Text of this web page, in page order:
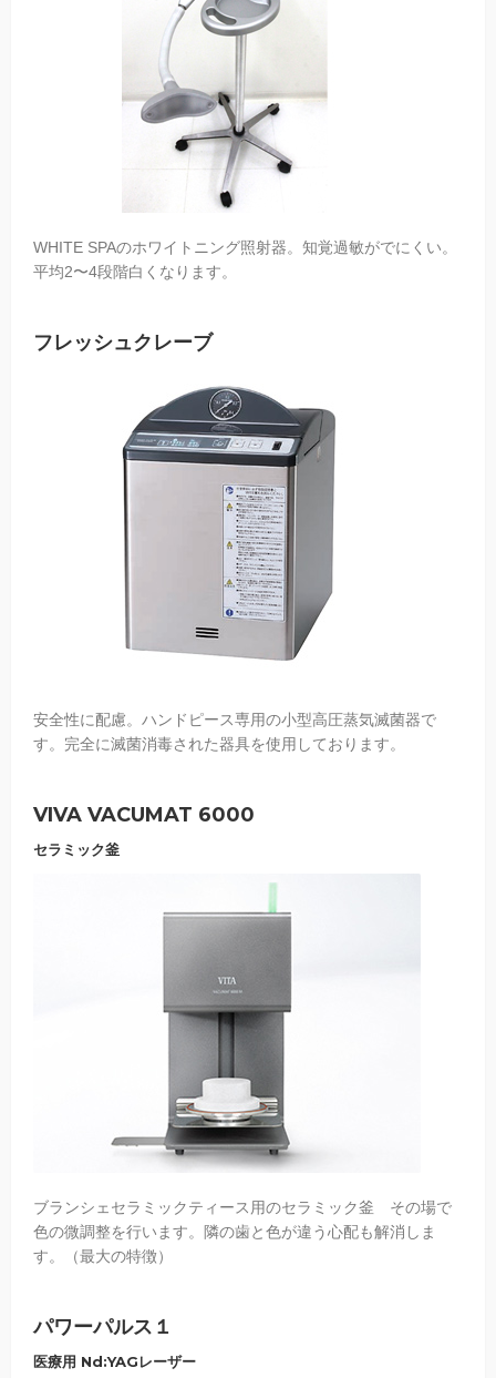
WHITE SPAのホワイトニング照射器。知覚過敏がでにくい。
平均2〜4段階白くなります。
フレッシュクレーブ
安全性に配慮。ハンドピース専用の小型高圧蒸気滅菌器で
す。完全に滅菌消毒された器具を使用しております。
VIVA VACUMAT 6000
セラミック釜
ブランシェセラミックティース用のセラミック釜 その場で
色の微調整を行います。隣の歯と色が違う心配も解消しま
す。（最大の特徴）
パワーパルス１
医療用 Nd:YAGレーザー